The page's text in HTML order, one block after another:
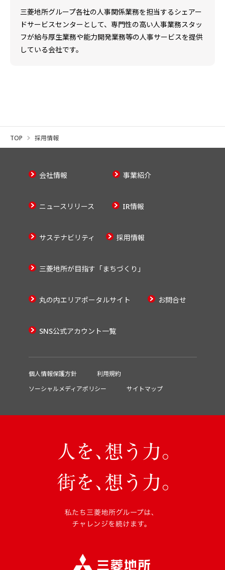
三菱地所グループ各社の人事関係業務を担当するシェアー
ドサービスセンターとして、専門性の高い人事業務スタッ
フが給与厚生業務や能力開発業務等の人事サービスを提供
している会社です。
TOP 採用情報
会社情報 事業紹介
ニュースリリース IR情報
サステナビリティ 採用情報
三菱地所が目指す「まちづくり」
丸の内エリアポータルサイト お問合せ
SNS公式アカウント一覧
個人情報保護方針
利用規約
ソーシャルメディアポリシー
サイトマップ